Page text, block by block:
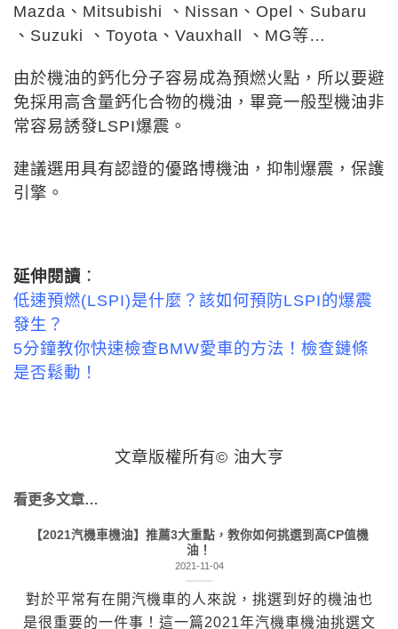
Mazda、Mitsubishi 、Nissan、Opel、Subaru
、Suzuki 、Toyota、Vauxhall 、MG等…
由於機油的鈣化分子容易成為預燃火點，所以要避
免採用高含量鈣化合物的機油，畢竟一般型機油非
常容易誘發LSPI爆震。
建議選用具有認證的優路博機油，抑制爆震，保護
引擎。
延伸閱讀 ：
低速預燃(LSPI)是什麼？該如何預防LSPI的爆震
發生？
5分鐘教你快速檢查BMW愛車的方法！檢查鏈條
是否鬆動！
文章版權所有© 油大亨
看更多文章…
【2021汽機車機油】推薦3大重點，教你如何挑選到高CP值機
油！
2021-11-04
對於平常有在開汽機車的人來說，挑選到好的機油也
是很重要的一件事！這一篇2021年汽機車機油挑選文